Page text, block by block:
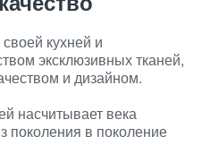
кухней и
эксклюзивных тканей,
и дизайном.
насчитывает века
поколения в поколение